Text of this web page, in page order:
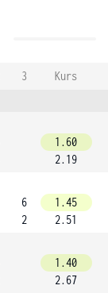
3
Kurs
1.60
2.19
6
2
1.45
2.51
1.40
2.67